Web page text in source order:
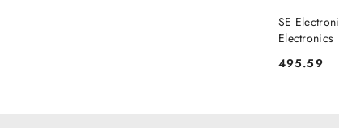
SE
Electronics
Cena:
495.59